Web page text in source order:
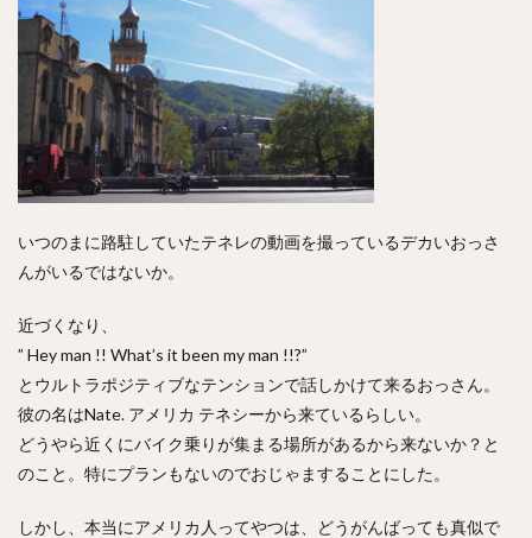
いつのまに路駐していたテネレの動画を撮っているデカいおっさ
んがいるではないか。
近づくなり、
” Hey man !! What’s it been my man !!?”
とウルトラポジティブなテンションで話しかけて来るおっさん。
彼の名はNate. アメリカ テネシーから来ているらしい。
どうやら近くにバイク乗りが集まる場所があるから来ないか？と
のこと。特にプランもないのでおじゃますることにした。
しかし、本当にアメリカ人ってやつは、どうがんばっても真似で